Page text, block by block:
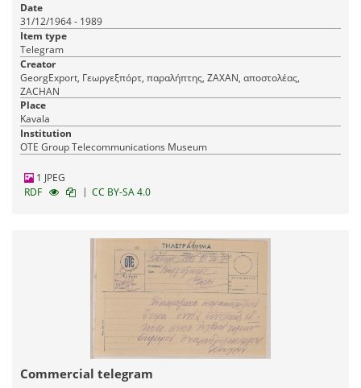
Date
31/12/1964 - 1989
Item type
Telegram
Creator
GeorgExport, Γεωργεξπόρτ, παραλήπτης, ΖΑΧΑΝ, αποστολέας,
ZACHAN
Place
Kavala
Institution
OTE Group Telecommunications Museum
1 JPEG
RDF
| CC BY-SA 4.0
Commercial telegram